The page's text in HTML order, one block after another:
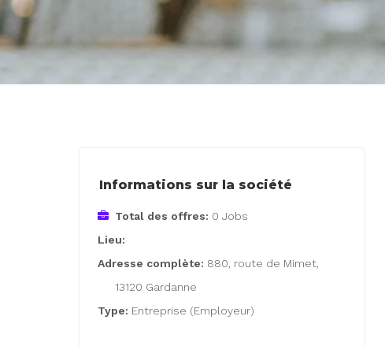
Informations sur la société
Total des offres: 0 Jobs
Lieu:
Adresse complète: 880, route de Mimet,
13120 Gardanne
Type: Entreprise (Employeur)